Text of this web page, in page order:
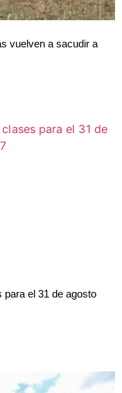
vuelven a sacudir a
para el 31 de agosto